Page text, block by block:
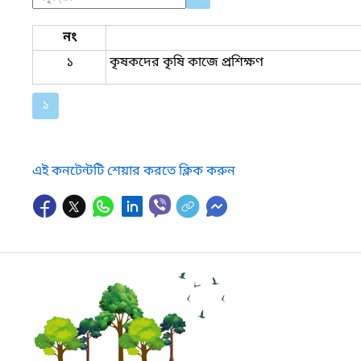
নং
১
কৃষকদের কৃষি কাজে প্রশিক্ষণ
১
এই কনটেন্টটি শেয়ার করতে ক্লিক করুন